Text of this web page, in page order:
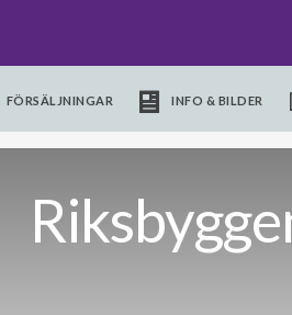
FÖRSÄLJNINGAR INFO & BILDER